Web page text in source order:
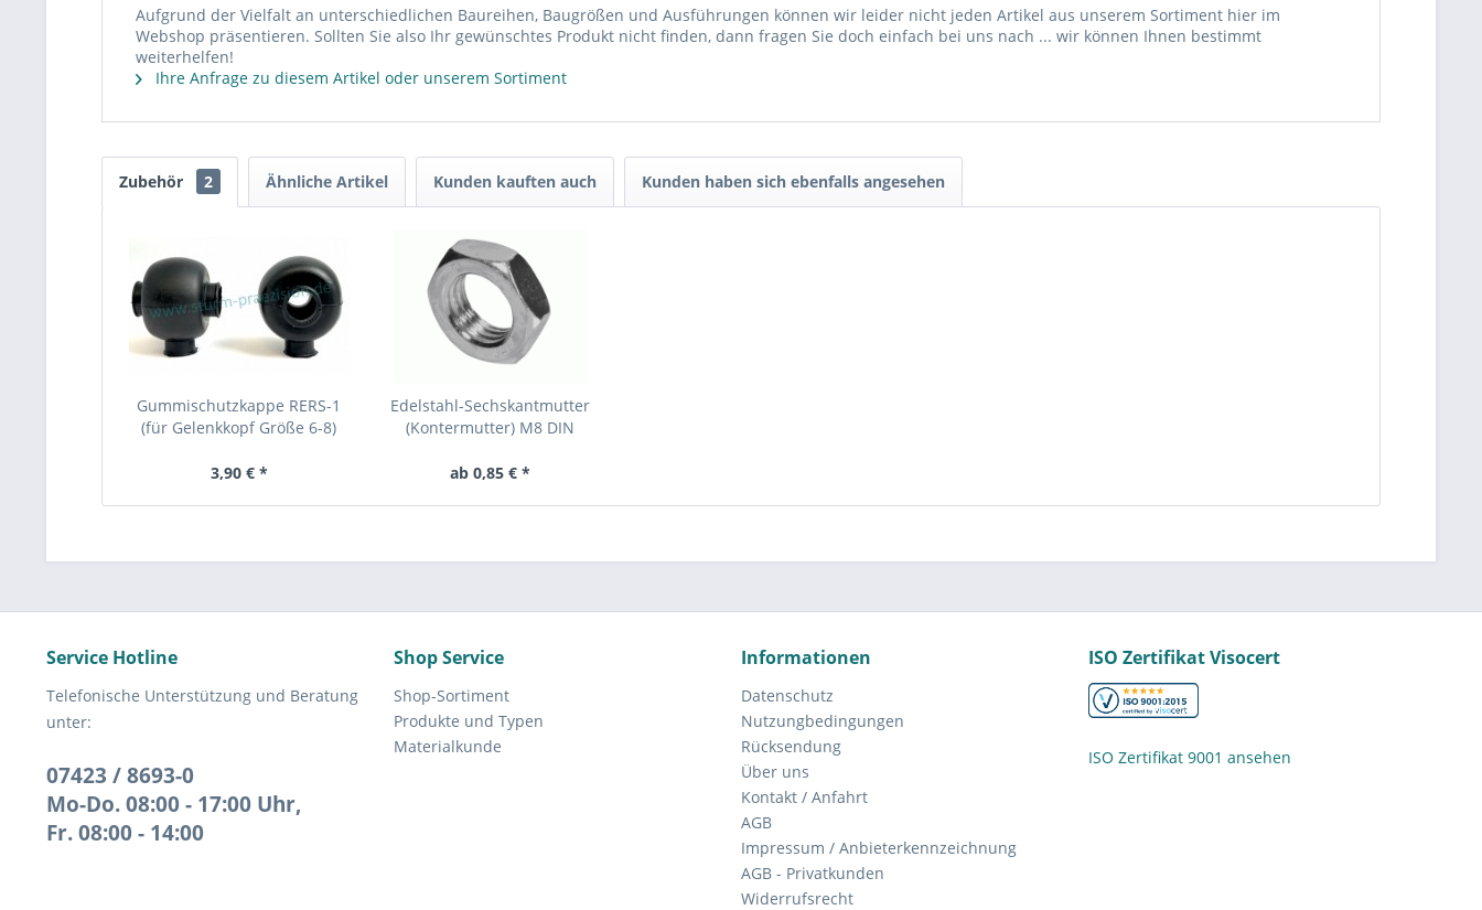
Aufgrund der Vielfalt an unterschiedlichen Baureihen, Baugrößen und Ausführungen können wir leider nicht jeden Artikel aus unserem Sortiment hier im
Webshop präsentieren. Sollten Sie also Ihr gewünschtes Produkt nicht finden, dann fragen Sie doch einfach bei uns nach ... wir können Ihnen bestimmt
weiterhelfen!
Ihre Anfrage zu diesem Artikel oder unserem Sortiment
Zubehör 2 Ähnliche Artikel Kunden kauften auch Kunden haben sich ebenfalls angesehen
Gummischutzkappe RERS-1
(für Gelenkkopf Größe 6-8)
3,90 € *
Edelstahl-Sechskantmutter
(Kontermutter) M8 DIN
ab 0,85 € *
Service Hotline
Telefonische Unterstützung und Beratung
unter:
07423 / 8693-0
Mo-Do. 08:00 - 17:00 Uhr,
Fr. 08:00 - 14:00
Shop Service
Shop-Sortiment
Produkte und Typen
Materialkunde
Informationen
Datenschutz
Nutzungbedingungen
Rücksendung
Über uns
Kontakt / Anfahrt
AGB
Impressum / Anbieterkennzeichnung
AGB - Privatkunden
Widerrufsrecht
ISO Zertifikat Visocert
ISO Zertifikat 9001 ansehen